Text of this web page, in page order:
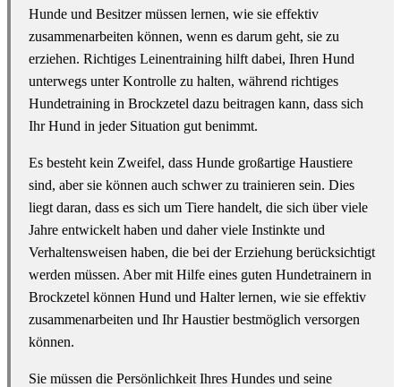
Hunde und Besitzer müssen lernen, wie sie effektiv
zusammenarbeiten können, wenn es darum geht, sie zu
erziehen. Richtiges Leinentraining hilft dabei, Ihren Hund
unterwegs unter Kontrolle zu halten, während richtiges
Hundetraining in Brockzetel dazu beitragen kann, dass sich
Ihr Hund in jeder Situation gut benimmt.
Es besteht kein Zweifel, dass Hunde großartige Haustiere
sind, aber sie können auch schwer zu trainieren sein. Dies
liegt daran, dass es sich um Tiere handelt, die sich über viele
Jahre entwickelt haben und daher viele Instinkte und
Verhaltensweisen haben, die bei der Erziehung berücksichtigt
werden müssen. Aber mit Hilfe eines guten Hundetrainern in
Brockzetel können Hund und Halter lernen, wie sie effektiv
zusammenarbeiten und Ihr Haustier bestmöglich versorgen
können.
Sie müssen die Persönlichkeit Ihres Hundes und seine